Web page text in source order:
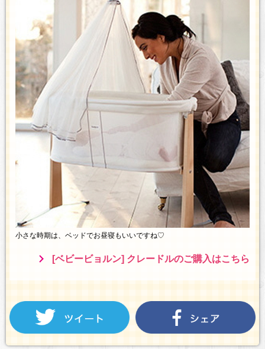
小さな時期は、ベッドでお昼寝もいいですね♡
[ベビービョルン] クレードルのご購入はこちら